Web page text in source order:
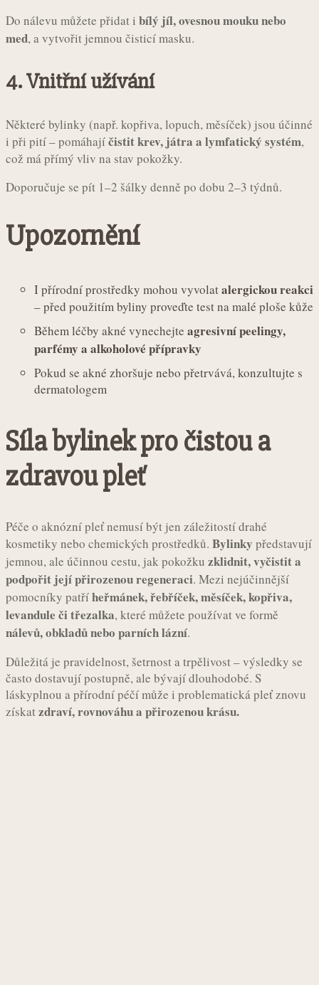
Do nálevu můžete přidat i bílý jíl, ovesnou mouku nebo
med, a vytvořit jemnou čisticí masku.
4. Vnitřní užívání
Některé bylinky (např. kopřiva, lopuch, měsíček) jsou účinné
i při pití – pomáhajíčistit krev, játra a lymfatický systém,
což má přímý vliv na stav pokožky.
Doporučuje se pít 1–2 šálky denně po dobu 2–3 týdnů.
Upozornění
I přírodní prostředky mohou vyvolatalergickou reakci
– před použitím byliny proveďte test na malé ploše kůže
Během léčby akné vynechejte agresivní peelingy,
parfémy a alkoholové přípravky
Pokud se akné zhoršuje nebo přetrvává, konzultujte s
dermatologem
Síla bylinek pro čistou a
zdravou pleť
Péče o aknózní pleť nemusí být jen záležitostí drahé
kosmetiky nebo chemických prostředků. Bylinky představují
jemnou, ale účinnou cestu, jak pokožku zklidnit, vyčistit a
podpořit její přirozenou regeneraci. Mezi nejúčinnější
pomocníky patříheřmánek, řebříček, měsíček, kopřiva,
levandule či třezalka, které můžete používat ve formě
nálevů, obkladů nebo parních lázní.
Důležitá je pravidelnost, šetrnost a trpělivost – výsledky se
často dostavují postupně, ale bývají dlouhodobé. S
láskyplnou a přírodní péčí může i problematická pleť znovu
získatzdraví, rovnováhu a přirozenou krásu.